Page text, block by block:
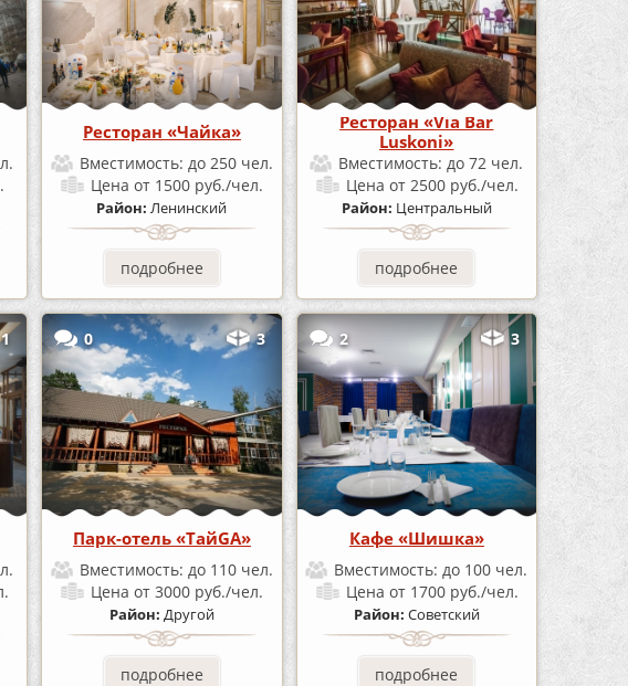
Ресторан «Чайка»
Вместимость: до 250 чел.
Ценаот 1500 руб./чел.
Район:Ленинский
подробнее
Ресторан «Via Bar
Luskoni»
Вместимость: до 72 чел.
Цена от 2500 руб./чел.
Район: Центральный
подробнее
1 0 3
Парк-отель «ТайGA»
Вместимость: до 110 чел.
Ценаот 3000 руб./чел.
Район: Другой
подробнее
2 3
Кафе «Шишка»
Вместимость: до 100 чел.
Цена от 1700 руб./чел.
Район: Советский
подробнее